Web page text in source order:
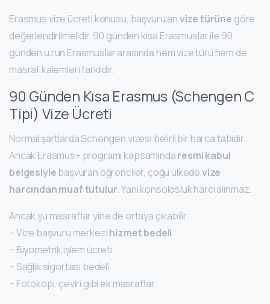
Erasmus vize ücreti konusu, başvurulanvize türüne göre
değerlendirilmelidir. 90 günden kısa Erasmuslar ile 90
günden uzun Erasmuslar arasında hem vize türü hem de
masraf kalemleri farklıdır.
90 Günden Kısa Erasmus (Schengen C
Tipi) Vize Ücreti
Normal şartlarda Schengen vizesi belirli bir harca tabidir.
Ancak Erasmus+ programı kapsamındaresmi kabul
belgesiylebaşvuran öğrenciler, çoğu ülkedevize
harcından muaf tutulur. Yani konsolosluk harcı alınmaz.
Ancak şu masraflar yine de ortaya çıkabilir:
– Vize başvuru merkezihizmet bedeli
– Biyometrik işlem ücreti
– Sağlık sigortası bedeli
– Fotokopi, çeviri gibi ek masraflar